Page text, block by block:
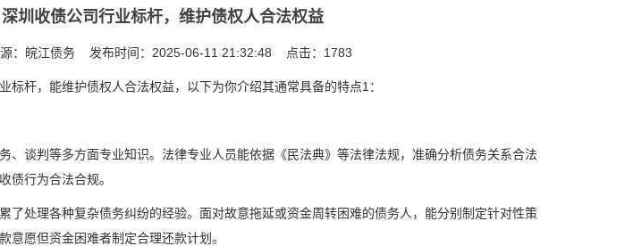
深圳收债公司行业标杆，维护债权人合法权益
：皖江债务 发布时间：2025-06-11 21:32:48 点击： 1783
标杆，能维护债权人合法权益，以下为你介绍其通常具备的特点1：
、谈判等多方面专业知识。法律专业人员能依据《民法典》等法律法规，准确分析债务关系合法
债行为合法合规。
了处理各种复杂债务纠纷的经验。面对故意拖延或资金周转困难的债务人，能分别制定针对性策
意愿但资金困难者制定合理还款计划。